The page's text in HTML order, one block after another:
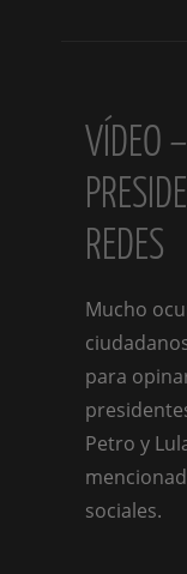
VÍDEO
REDES
Mucho
para
Petro y
sociales.